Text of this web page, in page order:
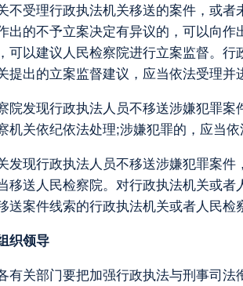
不受理行政执法机关移送的案件，或
出的不予立案决定有异议的，可以向
可以建议人民检察院进行立案监督。
提出的立案监督建议，应当依法受理并
院发现行政执法人员不移送涉嫌犯罪
机关依纪依法处理;涉嫌犯罪的，应当依
发现行政执法人员不移送涉嫌犯罪案
移送人民检察院。对行政执法机关或
送案件线索的行政执法机关或者人民检
织领导
有关部门要把加强行政执法与刑事司